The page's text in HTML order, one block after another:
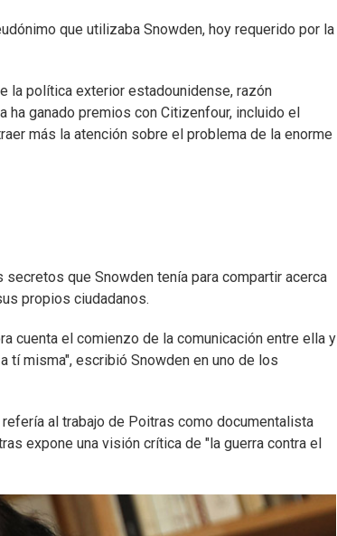
que utilizaba Snowden, hoy requerido por la
la política exterior estadounidense, razón
ha ganado premios con Citizenfour, incluido el
más la atención sobre el problema de la enorme
que Snowden tenía para compartir acerca
propios ciudadanos.
cuenta el comienzo de la comunicación entre ella y
tí misma", escribió Snowden en uno de los
al trabajo de Poitras como documentalista
expone una visión crítica de "la guerra contra el